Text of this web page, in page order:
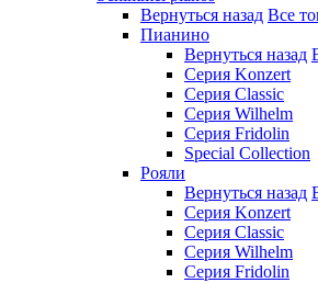
Вернуться назад Все
Пианино
Вернуться назад
Серия Konzert
Серия Classic
Серия Wilhelm
Серия Fridolin
Special Collection
Рояли
Вернуться назад
Серия Konzert
Серия Classic
Серия Wilhelm
Серия Fridolin